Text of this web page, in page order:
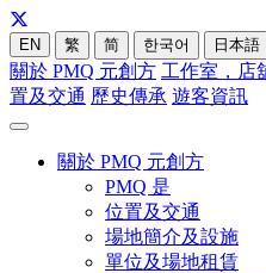
EN 繁 简 한국어 日本語
關於 PMQ 元創方 工作室，店
置及交通 歷史傳承 遊客資訊
關於 PMQ 元創方
PMQ 是
位置及交通
場地簡介及設施
單位及場地租賃